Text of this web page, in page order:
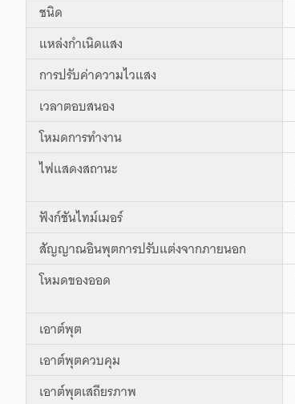
ชนิด
แหล่งกำเนิดแสง
การปรับค่าความไวแสง
เวลาตอบสนอง
โหมดการทำงาน
ไฟแสดงสถานะ
ฟังก์ชันไทม์เมอร์
สัญญาณอินพุตการปรับแต่งจากภายนอก
โหมดของออด
เอาต์พุต
เอาต์พุตควบคุม
เอาต์พุตเสถียรภาพ